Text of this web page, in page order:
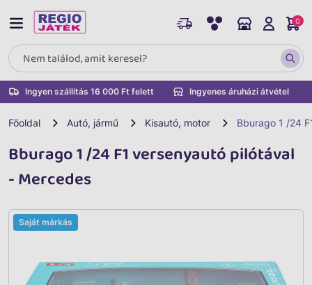
Ingyen szállítás 16 000 Ft felett Ingyenes áruházi átvétel
0
Főoldal Autó, jármű Kisautó, motor Bburago 1 /24
Bburago 1 /24 F1 versenyautó pilótával
- Mercedes
Saját márkás